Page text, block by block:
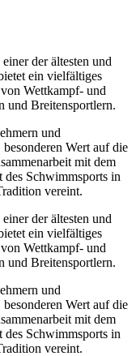
der ältesten und
ein vielfältiges
Wettkampf- und
und Breitensportlern.
und
Wert auf die
mit dem
des Schwimmsports in
vereint.
der ältesten und
ein vielfältiges
Wettkampf- und
und Breitensportlern.
und
Wert auf die
mit dem
des Schwimmsports in
vereint.